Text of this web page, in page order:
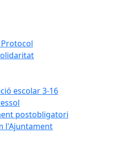
escolar 3-16
postobligatori
l'Ajuntament